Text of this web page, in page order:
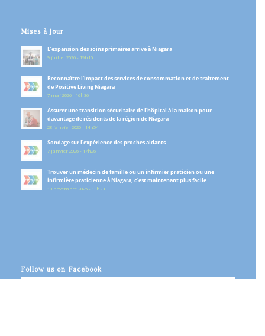
Mises à jour
L’expansion des soins primaires arrive à Niagara
9 juillet 2026 - 19h15
Reconnaître l’impact des services de consommation et de traitement
de Positive Living Niagara
7 mai 2026 - 16h36
Assurer une transition sécuritaire de l’hôpital à la maison pour
davantage de résidents de la région de Niagara
28 janvier 2026 - 14h54
Sondage sur l’expérience des proches aidants
7 janvier 2026 - 17h26
Trouver un médecin de famille ou un infirmier praticien ou une
infirmière praticienne à Niagara, c’est maintenant plus facile
10 novembre 2025 - 13h23
Follow us on Facebook